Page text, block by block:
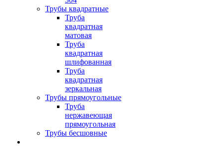
Трубы квадратные
Труба
квадратная
матовая
Труба
квадратная
шлифованная
Труба
квадратная
зеркальная
Трубы прямоугольные
Труба
нержавеющая
прямоугольная
Трубы бесшовные